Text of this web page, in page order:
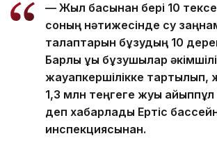
— Жыл басынан бері 10
соның нәтижесінде су
талаптарын бұзудың 10
Барлық құқық бұзушылар
жауапкершілікке
1,3 млн теңгеге жуық
деп хабарлады Ертіс
инспекциясынан.